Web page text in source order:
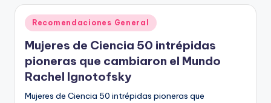
b
li
o
e
Santander"
Publicado
en
Recomendaciones General
Mujeres de Ciencia 50 intrépidas
pioneras que cambiaron el Mundo
Rachel Ignotofsky
Mujeres de Ciencia 50 intrépidas pioneras que